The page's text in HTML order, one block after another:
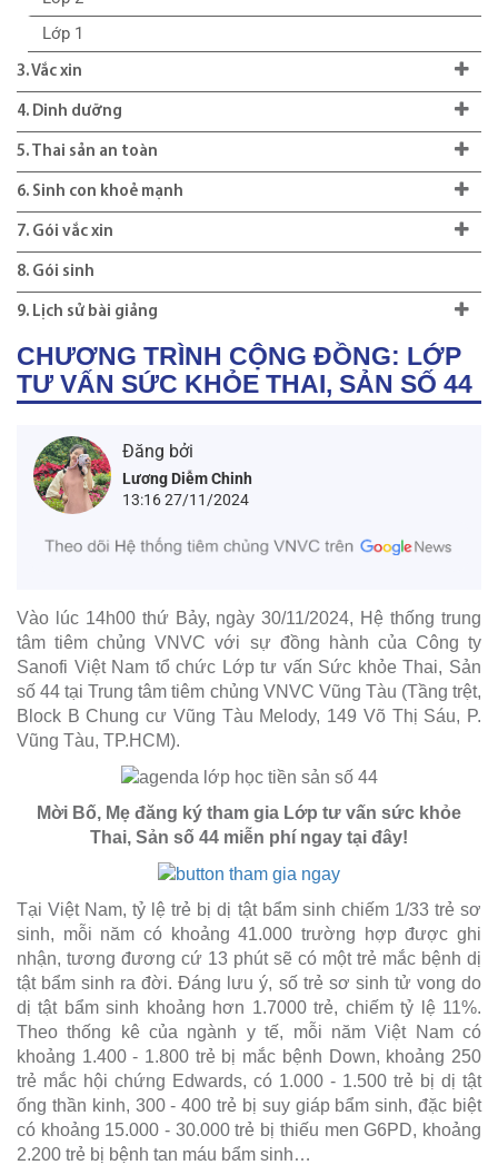
Lớp 1
3. Vắc xin
4. Dinh dưỡng
5. Thai sản an toàn
6. Sinh con khoẻ mạnh
7. Gói vắc xin
8. Gói sinh
9. Lịch sử bài giảng
CHƯƠNG TRÌNH CỘNG ĐỒNG: LỚP
TƯ VẤN SỨC KHỎE THAI, SẢN SỐ 44
Đăng bởi
Lương Diễm Chinh
13:16 27/11/2024
Vào lúc 14h00 thứ Bảy, ngày 30/11/2024, Hệ thống trung
tâm tiêm chủng VNVC với sự đồng hành của Công ty
Sanofi Việt Nam tổ chức Lớp tư vấn Sức khỏe Thai, Sản
số 44 tại Trung tâm tiêm chủng VNVC Vũng Tàu (Tầng trệt,
Block B Chung cư Vũng Tàu Melody, 149 Võ Thị Sáu, P.
Vũng Tàu, TP.HCM).
Mời Bố, Mẹ đăng ký tham gia Lớp tư vấn sức khỏe
Thai, Sản số 44 miễn phí ngay tại đây!
Tại Việt Nam, tỷ lệ trẻ bị dị tật bẩm sinh chiếm 1/33 trẻ sơ
sinh, mỗi năm có khoảng 41.000 trường hợp được ghi
nhận, tương đương cứ 13 phút sẽ có một trẻ mắc bệnh dị
tật bẩm sinh ra đời. Đáng lưu ý, số trẻ sơ sinh tử vong do
dị tật bẩm sinh khoảng hơn 1.7000 trẻ, chiếm tỷ lệ 11%.
Theo thống kê của ngành y tế, mỗi năm Việt Nam có
khoảng 1.400 - 1.800 trẻ bị mắc bệnh Down, khoảng 250
trẻ mắc hội chứng Edwards, có 1.000 - 1.500 trẻ bị dị tật
ống thần kinh, 300 - 400 trẻ bị suy giáp bẩm sinh, đặc biệt
có khoảng 15.000 - 30.000 trẻ bị thiếu men G6PD, khoảng
2.200 trẻ bị bệnh tan máu bẩm sinh…